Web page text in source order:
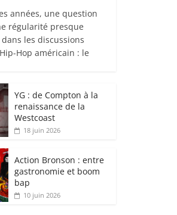
années, une question
régularité presque
les discussions
Hop américain : le
YG : de Compton à la
renaissance de la
Westcoast
18 juin 2026
Action Bronson : entre
gastronomie et boom
bap
10 juin 2026